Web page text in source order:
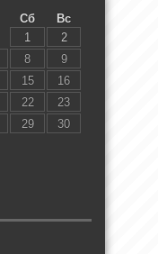
Сб
Вс
1
2
8
9
15
16
22
23
29
30